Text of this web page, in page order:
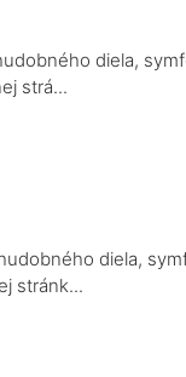
diela,
strá...
diela,
stránk...